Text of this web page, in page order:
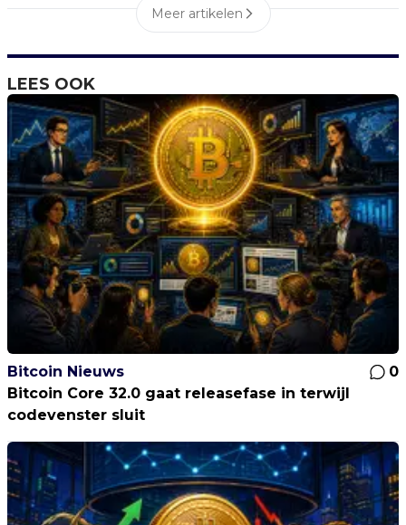
Meer artikelen
LEES OOK
Bitcoin Nieuws
0
Bitcoin Core 32.0 gaat releasefase in terwijl
codevenster sluit